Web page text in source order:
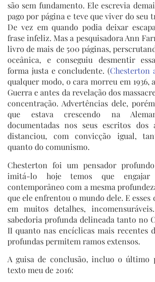
são sem fundamento. Ele escrevia
pago por página e teve que viver do seu
De vez em quando podia deixar
frase infeliz. Mas a pesquisadora Ann
livro de mais de 500 páginas,
oceânica, e conseguiu desmentir
forma justa e concludente. (Chesterton
qualquer modo, o cara morreu em 1936,
Guerra e antes da revelação dos
concentração. Advertências dele,
que estava crescendo na
documentadas nos seus escritos dos
distanciou, com convicção igual,
quanto do comunismo.
Chesterton foi um pensador
imitá-lo hoje temos que engajar
contemporâneo com a mesma
que ele enfrentou o mundo dele. E esses
em muitos detalhes,
sabedoria profunda delineada tanto no
II quanto nas encíclicas mais recentes
profundas permitem ramos extensos.
A guisa de conclusão, incluo o último
texto meu de 2016: